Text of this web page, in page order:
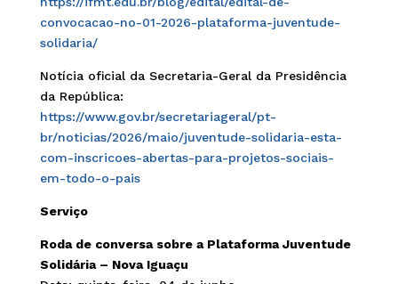
convocacao-no-01-2026-plataforma-juventude-
solidaria/
Notícia oficial da Secretaria-Geral da Presidência
da República:
https://www.gov.br/secretariageral/pt-
br/noticias/2026/maio/juventude-solidaria-esta-
com-inscricoes-abertas-para-projetos-sociais-
em-todo-o-pais
Serviço
Roda de conversa sobre a Plataforma Juventude
Solidária – Nova Iguaçu